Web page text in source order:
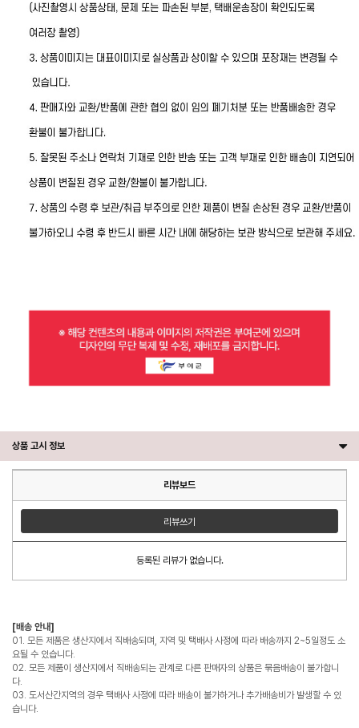
상품 고시 정보
리뷰보드
리뷰쓰기
등록된 리뷰가 없습니다.
[배송 안내]
01. 모든 제품은 생산지에서 직배송되며, 지역 및 택배사 사정에 따라 배송까지 2~5일정도 소
요될 수 있습니다.
02. 모든 제품이 생산지에서 직배송되는 관계로 다른 판매자의 상품은 묶음배송이 불가합니
다.
03. 도서산간지역의 경우 택배사 사정에 따라 배송이 불가하거나 추가배송비가 발생할 수 있
습니다.